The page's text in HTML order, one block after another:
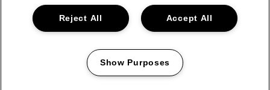
ProclaimerCookiesManage my cookiesPrivacy
Accept All
Reject All
Show Purposes